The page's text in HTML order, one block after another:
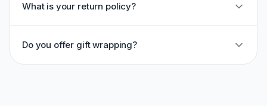
What is your return policy?
Do you offer gift wrapping?